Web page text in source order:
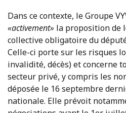
Dans ce contexte, le Groupe
«activement» la proposition de
collective obligatoire du
Celle-ci porte sur les risques
invalidité, décès) et concerne
secteur privé, y compris les
déposée le 16 septembre
nationale. Elle prévoit